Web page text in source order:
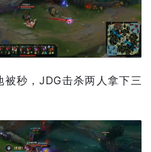
秒，JDG击杀两人拿下三